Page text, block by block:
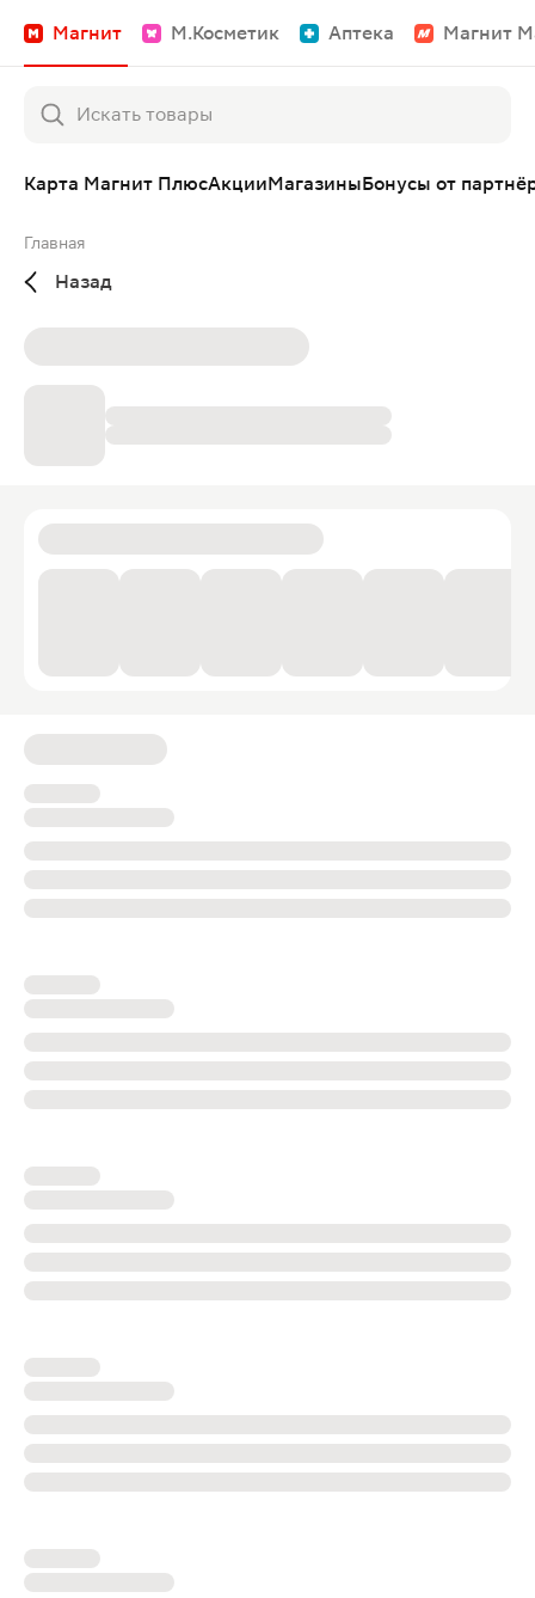
Магнит М.Косметик Аптека Магнит
Карта Магнит ПлюсАкцииМагазиныБонусы от
Главная
Назад